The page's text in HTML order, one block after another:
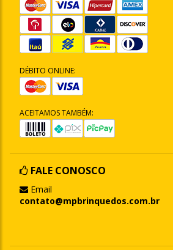
DÉBITO ONLINE:
ACEITAMOS TAMBÉM:
FALE CONOSCO
Email
contato@mpbrinquedos.com.br